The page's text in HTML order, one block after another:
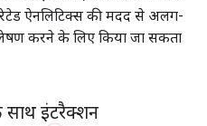
ऐनलिटिक्स की मदद से अलग-
करने के लिए किया जा सकता
साथ इंटरैक्शन